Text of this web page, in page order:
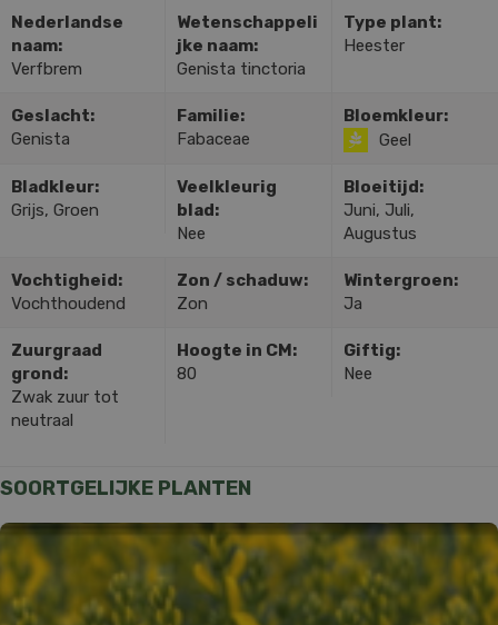
Nederlandse
naam:
Verfbrem
Wetenschappeli
jke naam:
Genista tinctoria
Type plant:
Heester
Geslacht:
Genista
Familie:
Fabaceae
Bloemkleur:
Geel
Bladkleur:
Grijs, Groen
Veelkleurig
blad:
Nee
Bloeitijd:
Juni, Juli,
Augustus
Vochtigheid:
Vochthoudend
Zon / schaduw:
Zon
Wintergroen:
Ja
Zuurgraad
grond:
Zwak zuur tot
neutraal
Hoogte in CM:
80
Giftig:
Nee
SOORTGELIJKE PLANTEN